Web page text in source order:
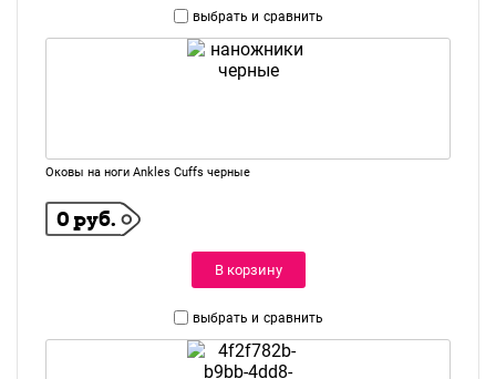
выбрать и сравнить
Оковы на ноги Ankles Cuffs черные
0 руб.
В корзину
выбрать и сравнить